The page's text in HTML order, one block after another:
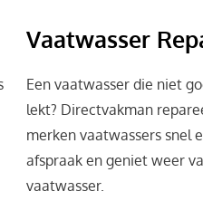
Vaatwasser
Een vaatwasser die niet
lekt? Directvakman
merken vaatwassers snel
afspraak en geniet weer
vaatwasser.